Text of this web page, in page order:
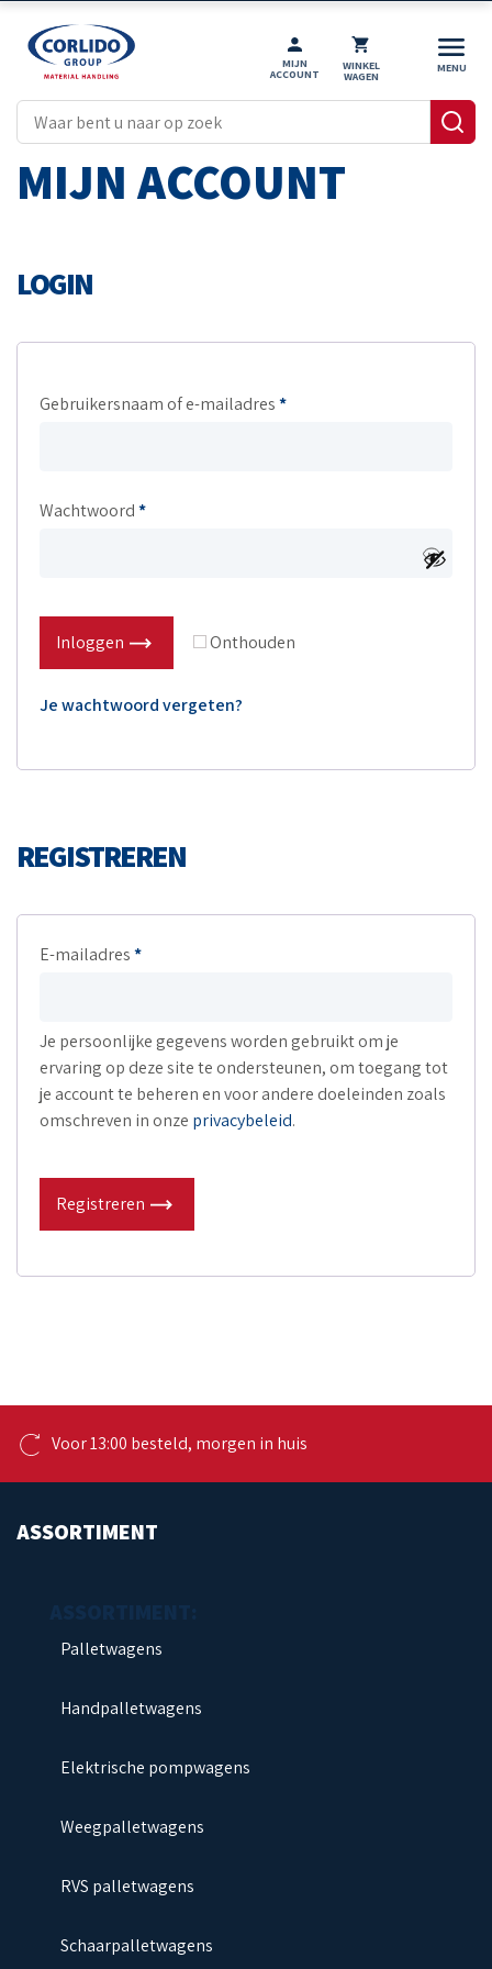
MIJN
ACCOUNT
WINKEL
WAGEN
MIJN ACCOUNT
LOGIN
Gebruikersnaam of e-mailadres*
Wachtwoord*
Inloggen Onthouden
Je wachtwoord vergeten?
REGISTREREN
E-mailadres*
Je persoonlijke gegevens worden gebruikt om je
ervaring op deze site te ondersteunen, om toegang tot
je account te beheren en voor andere doeleinden zoals
omschreven in onze privacybeleid.
Registreren
in huis
ASSORTIMENT
Palletwagens
Handpalletwagens
Elektrische pompwagens
Weegpalletwagens
RVS palletwagens
Schaarpalletwagens